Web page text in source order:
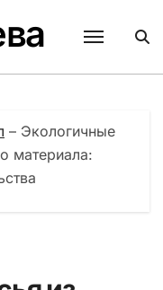
– Экологичные
материала: